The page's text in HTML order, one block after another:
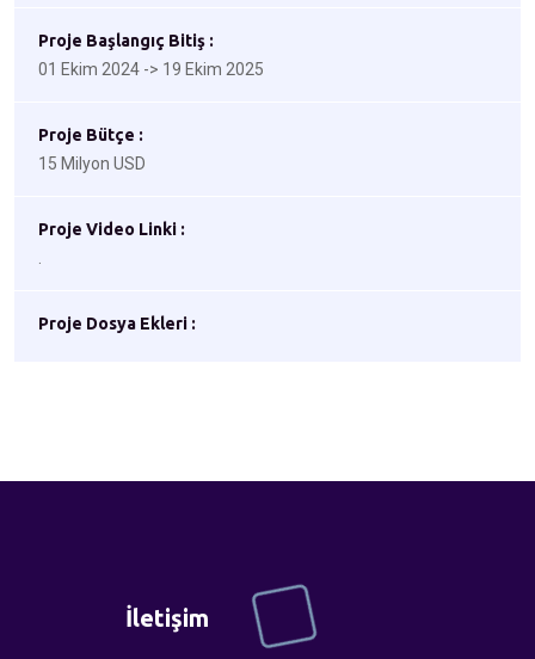
Proje Başlangıç Bitiş :
01 Ekim 2024 -> 19 Ekim 2025
Proje Bütçe :
15 Milyon USD
Proje Video Linki :
Proje Dosya Ekleri :
İletişim